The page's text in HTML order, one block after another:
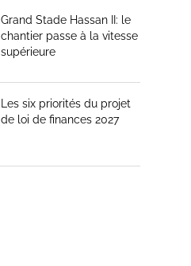
Grand Stade Hassan II: le
chantier passe à la vitesse
supérieure
Les six priorités du projet
de loi de finances 2027